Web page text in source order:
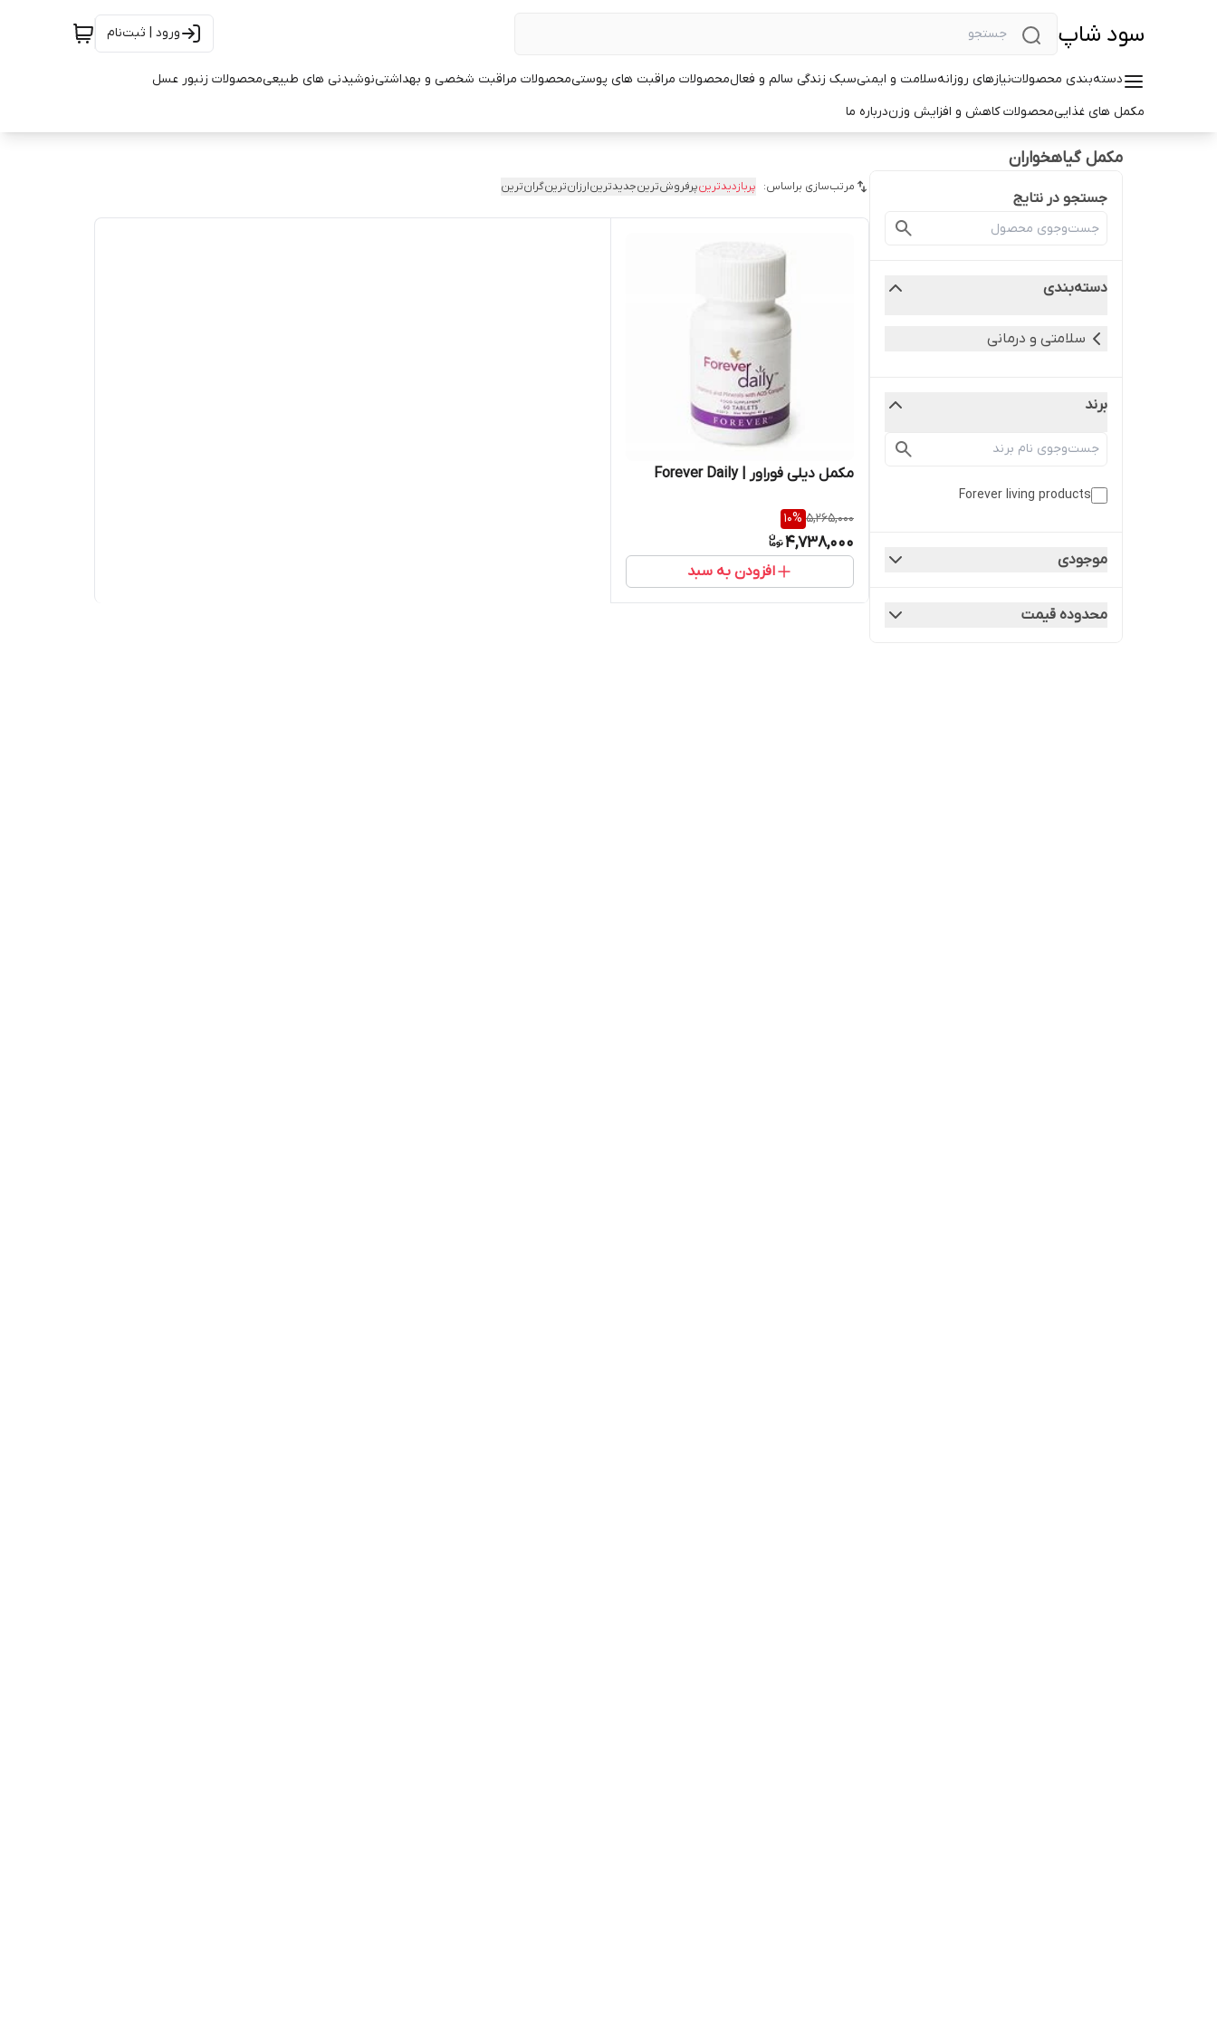
سود شاپ ورود | ثبت‌نام
دسته‌بندی محصولاتنیازهای روزانهسلامت و ایمنیسبک زندگی سالم و فعالمحصولات مراقبت های پوستیمحصولات مراقبت شخصی و بهداشتینوشیدنی های طبیعیمحصولات زنبور عسل
مکمل های غذاییمحصولات کاهش و افزایش وزندرباره ما
مکمل گیاهخواران
جستجو در نتایج
دسته‌بندی
سلامتی و درمانی
برند
Forever living products
موجودی
محدوده قیمت
مرتب‌سازی براساس: پربازدیدترینپرفروش‌ترینجدیدترینارزان‌ترینگران‌ترین
مکمل دیلی فوراور | Forever Daily
5,265,000
10%
4,738,000
افزودن به سبد